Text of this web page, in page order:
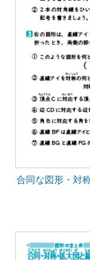
合同な図形・対